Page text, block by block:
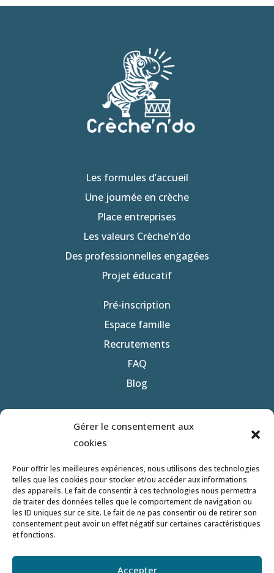
Gérer le consentement aux
cookies
Pour offrir les meilleures expériences, nous utilisons des technologies
telles que les cookies pour stocker et/ou accéder aux informations
des appareils. Le fait de consentir à ces technologies nous permettra
de traiter des données telles que le comportement de navigation ou
les ID uniques sur ce site. Le fait de ne pas consentir ou de retirer son
consentement peut avoir un effet négatif sur certaines caractéristiques
et fonctions.
Accepter
Les formules d’accueil
Une journée en crèche
Place entreprises
Les valeurs Crèche’n’do
Des professionnelles engagées
Projet éducatif
Pré-inscription
Espace famille
Recrutements
FAQ
Blog
Nous contacter
Politique de confidentialité
Site réalisé par